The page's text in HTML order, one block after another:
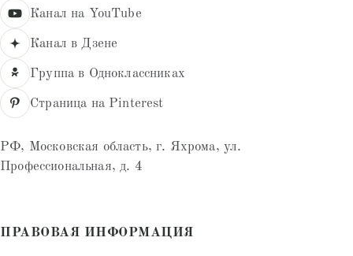
Канал на YouTube
Канал в Дзене
Группа в Одноклассниках
Страница на Pinterest
РФ, Московская область, г. Яхрома, ул.
Профессиональная, д. 4
ПРАВОВАЯ ИНФОРМАЦИЯ